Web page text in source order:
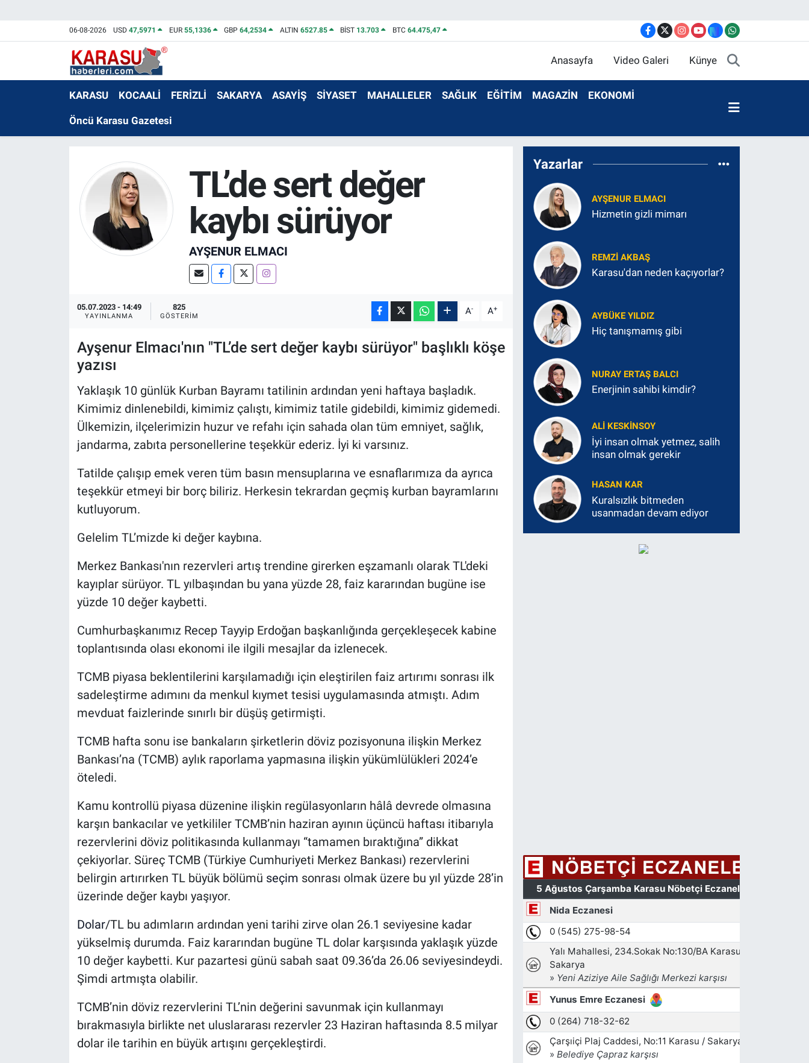
06-08-2026 USD47,5971 EUR 55,1336 GBP64,2534 ALTIN 6527.85 BİST 13.703 BTC 64.475,47
Anasayfa Video Galeri Künye
KARASU KOCAALİ FERİZLİ SAKARYA ASAYİŞ SİYASET MAHALLELER SAĞLIK EĞİTİM MAGAZİN EKONOMİ
Öncü Karasu Gazetesi
TL’de sert değer
kaybı sürüyor
AYŞENUR ELMACI
05.07.2023 - 14:49
YAYINLANMA
825
GÖSTERIM A- A+
Ayşenur Elmacı'nın "TL’de sert değer kaybı sürüyor" başlıklı köşe
yazısı
Yaklaşık 10 günlük Kurban Bayramı tatilinin ardından yeni haftaya başladık.
Kimimiz dinlenebildi, kimimiz çalıştı, kimimiz tatile gidebildi, kimimiz gidemedi.
Ülkemizin, ilçelerimizin huzur ve refahı için sahada olan tüm emniyet, sağlık,
jandarma, zabıta personellerine teşekkür ederiz. İyi ki varsınız.
Tatilde çalışıp emek veren tüm basın mensuplarına ve esnaflarımıza da ayrıca
teşekkür etmeyi bir borç biliriz. Herkesin tekrardan geçmiş kurban bayramlarını
kutluyorum.
Gelelim TL’mizde ki değer kaybına.
Merkez Bankası'nın rezervleri artış trendine girerken eşzamanlı olarak TL'deki
kayıplar sürüyor. TL yılbaşından bu yana yüzde 28, faiz kararından bugüne ise
yüzde 10 değer kaybetti.
Cumhurbaşkanımız Recep Tayyip Erdoğan başkanlığında gerçekleşecek kabine
toplantısında olası ekonomi ile ilgili mesajlar da izlenecek.
TCMB piyasa beklentilerini karşılamadığı için eleştirilen faiz artırımı sonrası ilk
sadeleştirme adımını da menkul kıymet tesisi uygulamasında atmıştı. Adım
mevduat faizlerinde sınırlı bir düşüş getirmişti.
TCMB hafta sonu ise bankaların şirketlerin döviz pozisyonuna ilişkin Merkez
Bankası’na (TCMB) aylık raporlama yapmasına ilişkin yükümlülükleri 2024’e
öteledi.
Kamu kontrollü piyasa düzenine ilişkin regülasyonların hâlâ devrede olmasına
karşın bankacılar ve yetkililer TCMB’nin haziran ayının üçüncü haftası itibarıyla
rezervlerini döviz politikasında kullanmayı “tamamen bıraktığına” dikkat
çekiyorlar. Süreç TCMB (Türkiye Cumhuriyeti Merkez Bankası) rezervlerini
belirgin artırırken TL büyük bölümü seçim sonrası olmak üzere bu yıl yüzde 28’in
üzerinde değer kaybı yaşıyor.
Dolar/TL bu adımların ardından yeni tarihi zirve olan 26.1 seviyesine kadar
yükselmiş durumda. Faiz kararından bugüne TL dolar karşısında yaklaşık yüzde
10 değer kaybetti. Kur pazartesi günü sabah saat 09.36’da 26.06 seviyesindeydi.
Şimdi artmışta olabilir.
TCMB’nin döviz rezervlerini TL’nin değerini savunmak için kullanmayı
bırakmasıyla birlikte net uluslararası rezervler 23 Haziran haftasında 8.5 milyar
dolar ile tarihin en büyük artışını gerçekleştirdi.
Yazarlar
AYŞENUR ELMACI
Hizmetin gizli mimarı
REMZI AKBAŞ
Karasu'dan neden kaçıyorlar?
AYBÜKE YILDIZ
Hiç tanışmamış gibi
NURAY ERTAŞ BALCI
Enerjinin sahibi kimdir?
ALI KESKINSOY
İyi insan olmak yetmez, salih
insan olmak gerekir
HASAN KAR
Kuralsızlık bitmeden
usanmadan devam ediyor